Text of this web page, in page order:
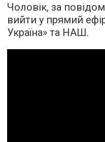
Чоловік, за
вийти у прямий
Україна» та НАШ.